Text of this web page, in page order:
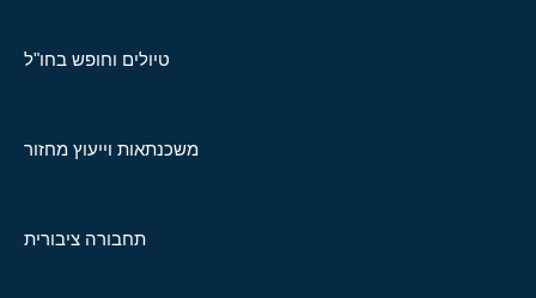
טיולים וחופש בחו"ל
משכנתאות וייעוץ מחזור
תחבורה ציבורית